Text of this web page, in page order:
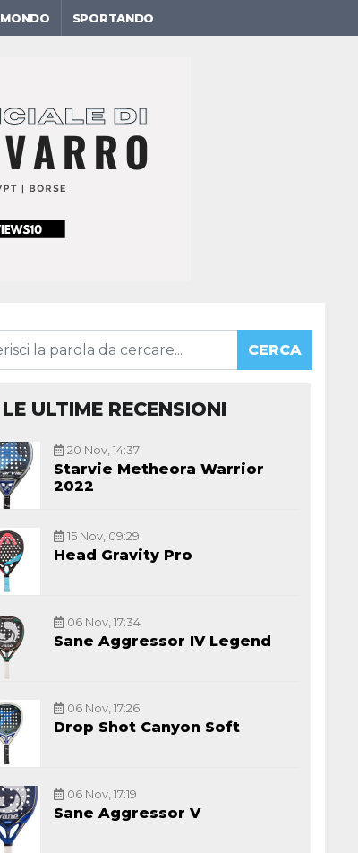
MONDO SPORTANDO
CERCA
LE ULTIME RECENSIONI
20 Nov, 14:37
Starvie Metheora Warrior
2022
15 Nov, 09:29
Head Gravity Pro
06 Nov, 17:34
Sane Aggressor IV Legend
06 Nov, 17:26
Drop Shot Canyon Soft
06 Nov, 17:19
Sane Aggressor V